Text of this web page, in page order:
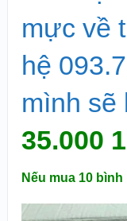
mực về
hệ
mình sẽ
35.000
Nếu mua 10